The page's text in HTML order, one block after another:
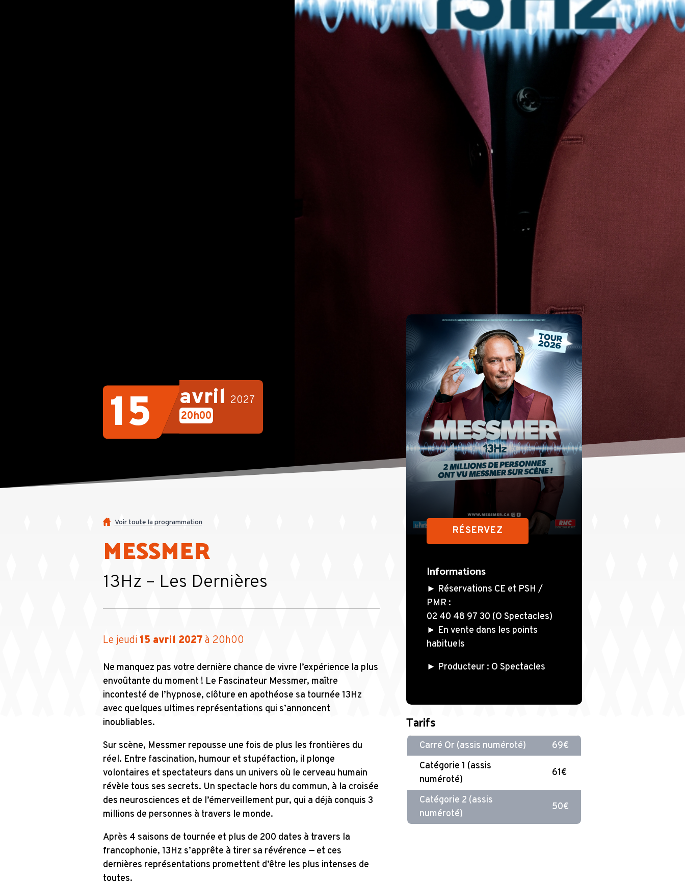
15 avril 2027
20h00
Voir toute la programmation
MESSMER
13Hz – Les Dernières
Le jeudi 15 avril 2027à 20h00
Ne manquez pas votre dernière chance de vivre l’expérience la plus
envoûtante du moment ! Le Fascinateur Messmer, maître
incontesté de l’hypnose, clôture en apothéose sa tournée 13Hz
avec quelques ultimes représentations qui s’annoncent
inoubliables.
Sur scène, Messmer repousse une fois de plus les frontières du
réel. Entre fascination, humour et stupéfaction, il plonge
volontaires et spectateurs dans un univers où le cerveau humain
révèle tous ses secrets. Un spectacle hors du commun, à la croisée
des neurosciences et de l’émerveillement pur, qui a déjà conquis 3
millions de personnes à travers le monde.
Après 4 saisons de tournée et plus de 200 dates à travers la
francophonie, 13Hz s’apprête à tirer sa révérence — et ces
dernières représentations promettent d’être les plus intenses de
toutes.
Informations
► Réservations CE et PSH /
PMR :
02 40 48 97 30 (O Spectacles)
► En vente dans les points
habituels
► Producteur : O Spectacles
RÉSERVEZ
Tarifs
Carré Or (assis numéroté)
69€
Catégorie 1 (assis
numéroté)
61€
Catégorie 2 (assis
numéroté)
50€